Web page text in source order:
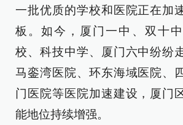
一批优质的学校和医院正在加
板。如今，厦门一中、双十
校、科技中学、厦门六中纷纷
马銮湾医院、环东海域医院、
门医院等医院加速建设，厦门
能地位持续增强。